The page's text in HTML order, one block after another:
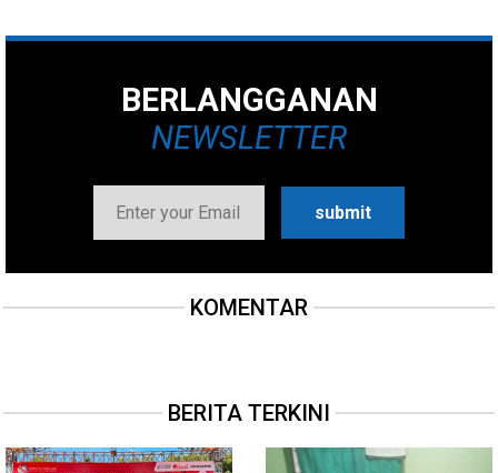
BERLANGGANAN
NEWSLETTER
KOMENTAR
BERITA TERKINI